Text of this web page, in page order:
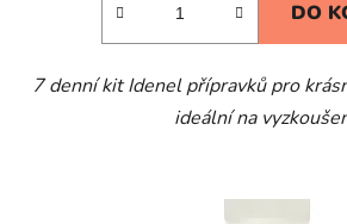
DO
7 denní kit Idenel přípravků pro
ideální na